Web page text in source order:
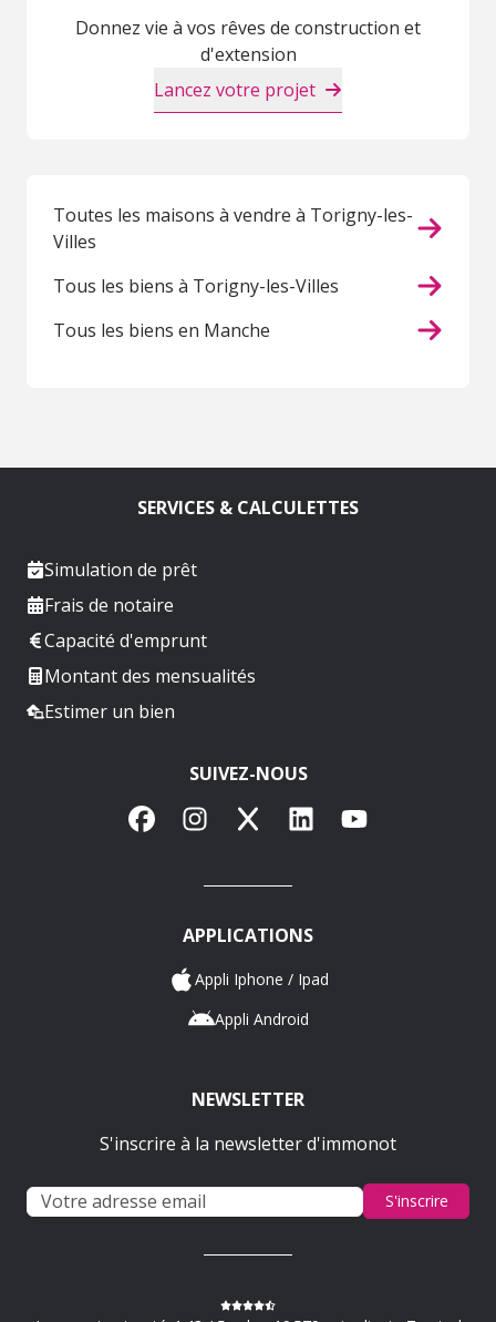
Donnez vie à vos rêves de construction et
d'extension
Lancez votre projet
Toutes les maisons à vendre à Torigny-les-
Villes
Tous les biens à Torigny-les-Villes
Tous les biens en Manche
SERVICES & CALCULETTES
Simulation de prêt
Frais de notaire
Capacité d'emprunt
Montant des mensualités
Estimer un bien
SUIVEZ-NOUS
FacebookInstagram
X LinkedInYouTube
APPLICATIONS
Appli Iphone / Ipad
Appli Android
NEWSLETTER
S'inscrire à la newsletter d'immonot
S'inscrire